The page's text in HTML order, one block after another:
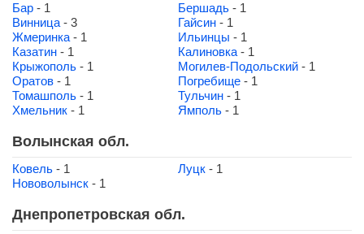
Бар - 1 Бершадь - 1
Винница - 3 Гайсин - 1
Жмеринка - 1 Ильинцы - 1
Казатин - 1 Калиновка - 1
Крыжополь - 1 Могилев-Подольский - 1
Оратов - 1 Погребище - 1
Томашполь - 1 Тульчин - 1
Хмельник - 1 Ямполь - 1
Волынская обл.
Ковель - 1 Луцк - 1
Нововолынск - 1
Днепропетровская обл.